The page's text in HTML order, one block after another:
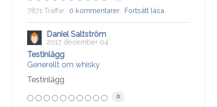
7871 Träffar 0 kommentarer Fortsätt läsa
Daniel Saltström
2017 december 04
Testinlägg
Generellt om whisky
Testinlägg
0